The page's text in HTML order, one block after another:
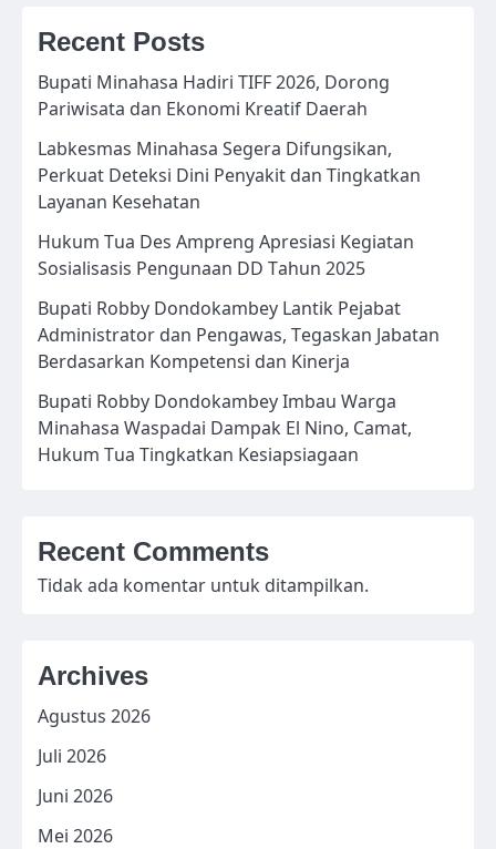
Recent Posts
Bupati Minahasa Hadiri TIFF 2026, Dorong
Pariwisata dan Ekonomi Kreatif Daerah
Labkesmas Minahasa Segera Difungsikan,
Perkuat Deteksi Dini Penyakit dan Tingkatkan
Layanan Kesehatan
Hukum Tua Des Ampreng Apresiasi Kegiatan
Sosialisasis Pengunaan DD Tahun 2025
Bupati Robby Dondokambey Lantik Pejabat
Administrator dan Pengawas, Tegaskan Jabatan
Berdasarkan Kompetensi dan Kinerja
Bupati Robby Dondokambey Imbau Warga
Minahasa Waspadai Dampak El Nino, Camat,
Hukum Tua Tingkatkan Kesiapsiagaan
Recent Comments
Tidak ada komentar untuk ditampilkan.
Archives
Agustus 2026
Juli 2026
Juni 2026
Mei 2026